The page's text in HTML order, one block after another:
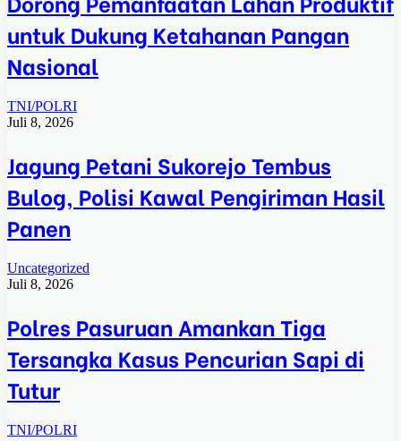
untuk Dukung Ketahanan Pangan
Nasional
TNI/POLRI
Juli 8, 2026
Jagung Petani Sukorejo Tembus
Bulog, Polisi Kawal Pengiriman Hasil
Panen
Uncategorized
Juli 8, 2026
Polres Pasuruan Amankan Tiga
Tersangka Kasus Pencurian Sapi di
Tutur
TNI/POLRI